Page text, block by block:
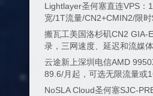
Lightlayer圣何塞直连VPS：
宽/1T流量/CN2+CMIN2/限
搬瓦工美国洛杉矶CN2 GIA-
录，三网速度、延迟和流媒
云途新上深圳电信AMD
89.6/月起，可选无限流量或
NoSLA Cloud圣何塞SJC-